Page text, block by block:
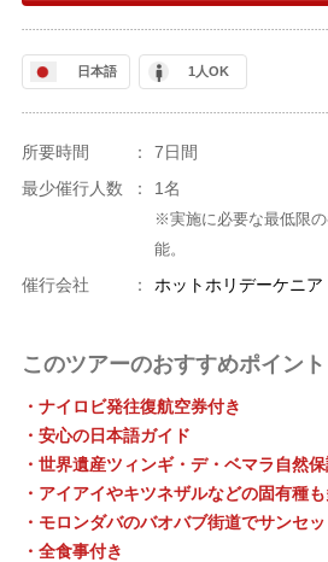
日本語 1人OK
所要時間 ：
7日間
最少催行人数
： 1名
※実施に必要な最低限
能。
催行会社 ： ホットホリデーケニア
このツアーのおすすめポイント
・ナイロビ発往復航空券付き
・安心の日本語ガイド
・世界遺産ツィンギ・デ・ベマラ自然保
・アイアイやキツネザルなどの固有種
・モロンダバのバオバブ街道でサンセ
・全食事付き